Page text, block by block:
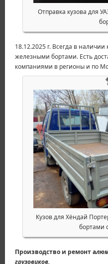
Отправка кузова для
18.12.2025 г. Всегда в
железными бортами. Есть
компаниями в регионы и по
Кузов для Хёндай
бортами
Производство и ремонт а
грузовиков.